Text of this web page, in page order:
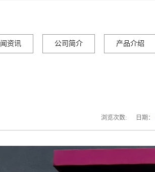
资讯 公司简介 产品介绍
浏览次数: 日期：